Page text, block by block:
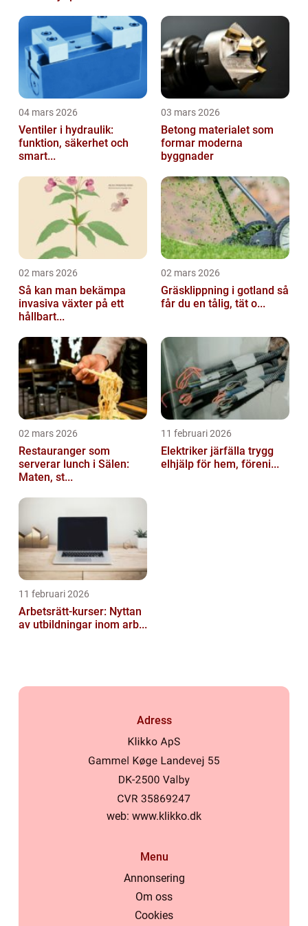
04 mars 2026
Ventiler i hydraulik:
funktion, säkerhet och
smart...
03 mars 2026
Betong materialet som
formar moderna
byggnader
02 mars 2026
Så kan man bekämpa
invasiva växter på ett
hållbart...
02 mars 2026
Gräsklippning i gotland så
får du en tålig, tät o...
02 mars 2026
Restauranger som
serverar lunch i Sälen:
Maten, st...
11 februari 2026
Elektriker järfälla trygg
elhjälp för hem, föreni...
11 februari 2026
Arbetsrätt-kurser: Nyttan
av utbildningar inom arb...
Adress
web: www.klikko.dk
Menu
Annonsering
Om oss
Cookies